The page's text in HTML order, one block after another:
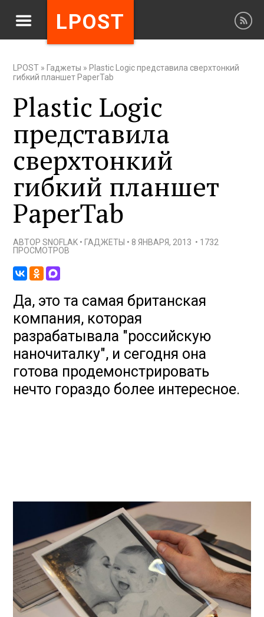
LPOST
LPOST » Гаджеты » Plastic Logic представила сверхтонкий
гибкий планшет PaperTab
Plastic Logic
представила
сверхтонкий
гибкий планшет
PaperTab
АВТОРSNOFLAK • ГАДЖЕТЫ • 8 ЯНВАРЯ, 2013 • 1732
ПРОСМОТРОВ
Да, это та самая британская
компания, которая
разрабатывала "российскую
наночиталку", и сегодня она
готова продемонстрировать
нечто гораздо более интересное.